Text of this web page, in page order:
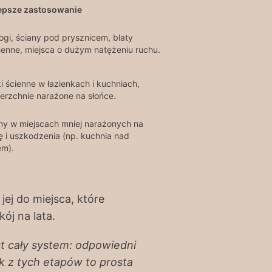
zastosowanie
ściany pod prysznicem, blaty
miejsca o dużym natężeniu ruchu.
ścienne w łazienkach i kuchniach,
narażone na słońce.
w miejscach mniej narażonych na
i uszkodzenia (np. kuchnia nad
do miejsca, które
na lata.
cały system: odpowiedni
z tych etapów to prosta